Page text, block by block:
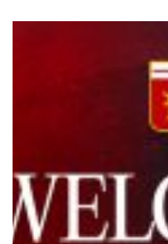
Genoa for Special
Kit Gara 25/26